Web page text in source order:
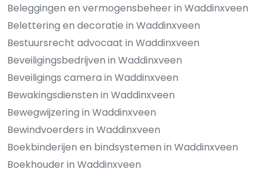
Beleggingen en vermogensbeheer in Waddinxveen
Belettering en decoratie in Waddinxveen
Bestuursrecht advocaat in Waddinxveen
Beveiligingsbedrijven in Waddinxveen
Beveiligings camera in Waddinxveen
Bewakingsdiensten in Waddinxveen
Bewegwijzering in Waddinxveen
Bewindvoerders in Waddinxveen
Boekbinderijen en bindsystemen in Waddinxveen
Boekhouder in Waddinxveen